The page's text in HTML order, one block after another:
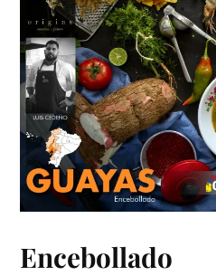
Encebollado